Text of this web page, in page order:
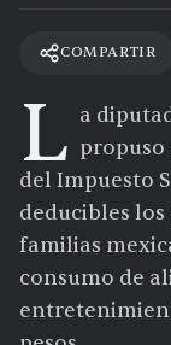
COMPARTIR
L a
propuso
del Impuesto
deducibles los
familias
consumo de